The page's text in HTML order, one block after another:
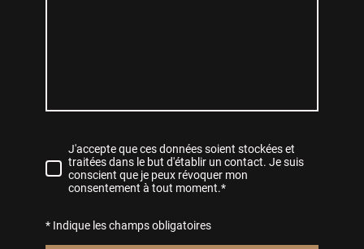
J'accepte que ces données soient stockées et
traitées dans le but d'établir un contact. Je suis
conscient que je peux révoquer mon
consentement à tout moment.*
* Indique les champs obligatoires